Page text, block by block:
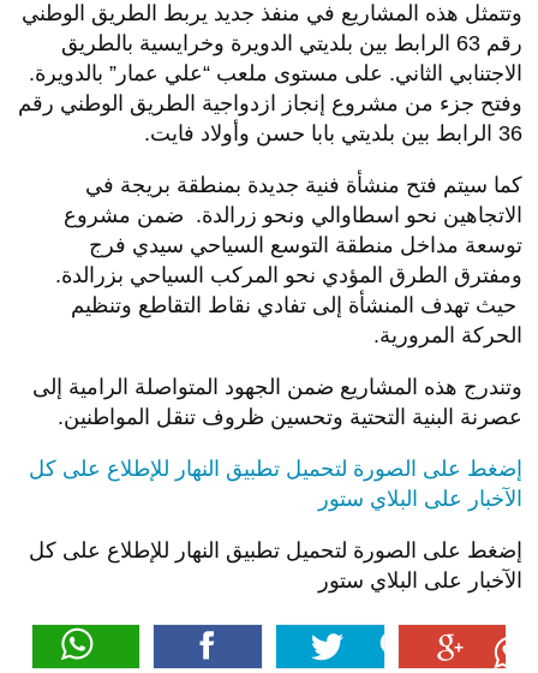
وتتمثل هذه المشاريع في منفذ جديد يربط الطريق الوطني
رقم 63 الرابط بين بلديتي الدويرة وخرايسية بالطريق
الاجتنابي الثاني. على مستوى ملعب “علي عمار” بالدويرة.
وفتح جزء من مشروع إنجاز ازدواجية الطريق الوطني رقم
36 الرابط بين بلديتي بابا حسن وأولاد فايت.
كما سيتم فتح منشأة فنية جديدة بمنطقة بريجة في
الاتجاهين نحو اسطاوالي ونحو زرالدة. ضمن مشروع
توسعة مداخل منطقة التوسع السياحي سيدي فرج
ومفترق الطرق المؤدي نحو المركب السياحي بزرالدة.
حيث تهدف المنشأة إلى تفادي نقاط التقاطع وتنظيم
الحركة المرورية.
وتندرج هذه المشاريع ضمن الجهود المتواصلة الرامية إلى
عصرنة البنية التحتية وتحسين ظروف تنقل المواطنين.
إضغط على الصورة لتحميل تطبيق النهار للإطلاع على كل
الآخبار على البلاي ستور
إضغط على الصورة لتحميل تطبيق النهار للإطلاع على كل
الآخبار على البلاي ستور